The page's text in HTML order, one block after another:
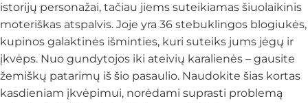
istorijų personažai, tačiau jiems suteikiamas šiuolaikinis
moteriškas atspalvis. Joje yra 36 stebuklingos blogiukės,
kupinos galaktinės išminties, kuri suteiks jums jėgų ir
įkvėps. Nuo gundytojos iki ateivių karalienės – gausite
žemiškų patarimų iš šio pasaulio. Naudokite šias kortas
kasdieniam įkvėpimui, norėdami suprasti problemą